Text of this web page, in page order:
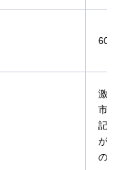
激
市
記
が
の